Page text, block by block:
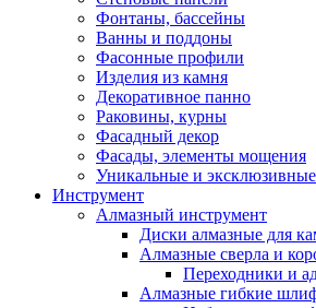
Фонтаны, бассейны
Ванны и поддоны
Фасонные профили
Изделия из камня
Декоративное панно
Раковины, курны
Фасадный декор
Фасады, элементы мощения
Уникальные и
Инструмент
Алмазный инструмент
Диски алмазные для
Алмазные сверла и
Переходники и
Алмазные гибкие